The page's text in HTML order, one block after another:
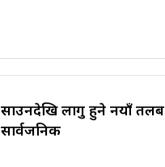
साउनदेखि लागु हुने नयाँ तलब
सार्वजनिक